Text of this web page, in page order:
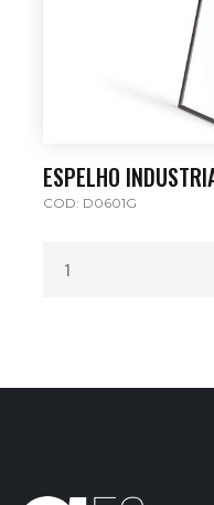
ESPELHO
COD: D0601G